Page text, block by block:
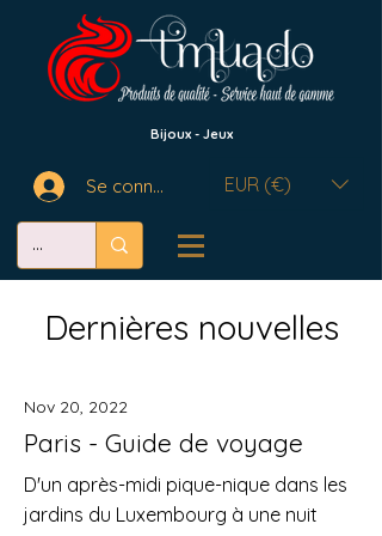
Bijoux - Jeux
Se connecter EUR (€)
Dernières nouvelles
Nov 20, 2022
Paris - Guide de voyage
D'un après-midi pique-nique dans les
jardins du Luxembourg à une nuit